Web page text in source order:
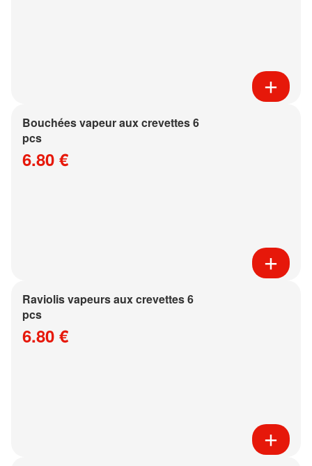
Bouchées vapeur aux crevettes 6
pcs
6.80 €
Raviolis vapeurs aux crevettes 6
pcs
6.80 €